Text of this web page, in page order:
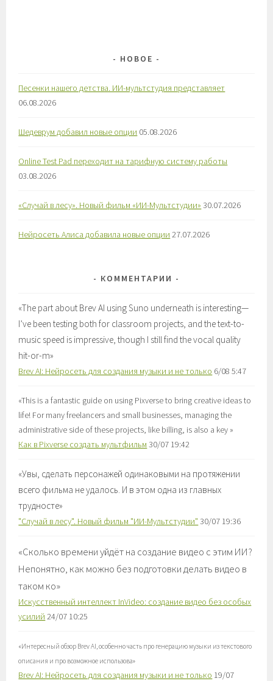
НОВОЕ
Песенки нашего детства. ИИ-мультстудия представляет
06.08.2026
Шедеврум добавил новые опции 05.08.2026
Online Test Pad переходит на тарифную систему работы
03.08.2026
«Случай в лесу». Новый фильм «ИИ-Мультстудии» 30.07.2026
Нейросеть Алиса добавила новые опции 27.07.2026
КОММЕНТАРИИ
«The part about Brev AI using Suno underneath is interesting—
I’ve been testing both for classroom projects, and the text-to-
music speed is impressive, though I still find the vocal quality
hit-or-m»
Brev AI: Нейросеть для создания музыки и не только 6/08 5:47
«This is a fantastic guide on using Pixverse to bring creative ideas to
life! For many freelancers and small businesses, managing the
administrative side of these projects, like billing, is also a key »
Как в Pixverse создать мультфильм 30/07 19:42
«Увы, сделать персонажей одинаковыми на протяжении
всего фильма не удалось. И в этом одна из главных
трудносте»
"Случай в лесу". Новый фильм "ИИ-Мультстудии" 30/07 19:36
«Сколько времени уйдёт на создание видео с этим ИИ?
Непонятно, как можно без подготовки делать видео в
таком ко»
Искусственный интеллект InVideo: создание видео без особых
усилий 24/07 10:25
«Интересный обзор Brev AI, особенно часть про генерацию музыки из текстового
описания и про возможное использова»
Brev AI: Нейросеть для создания музыки и не только 19/07